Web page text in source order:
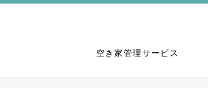
空き家管理サービス